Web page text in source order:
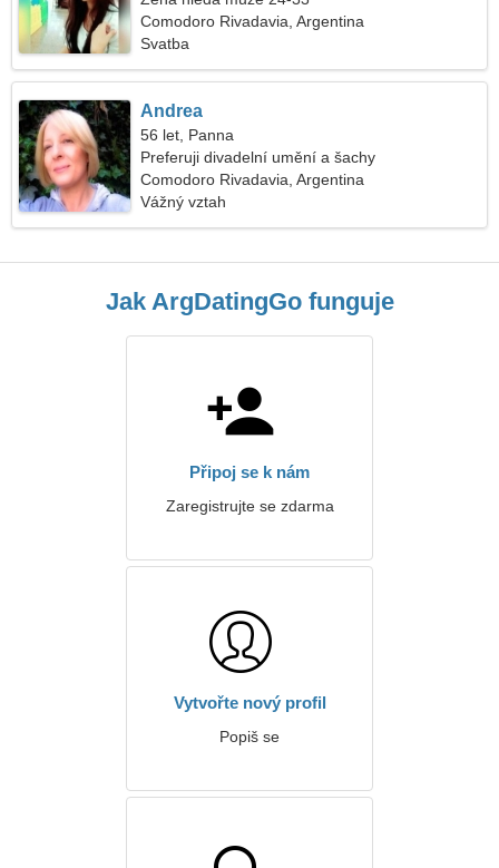
Comodoro Rivadavia, Argentina
Svatba
Andrea
56 let, Panna
Preferuji divadelní umění a šachy
Comodoro Rivadavia, Argentina
Vážný vztah
Jak ArgDatingGo funguje
Připoj se k nám
Zaregistrujte se zdarma
Vytvořte nový profil
Popiš se